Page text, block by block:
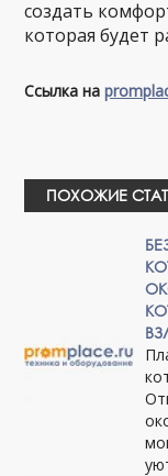
создать
которая будет
Ссылка на
ПОХОЖИЕ